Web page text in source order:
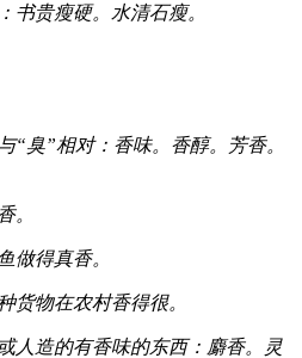
书贵瘦硬。水清石瘦。
“臭”相对：香味。香醇。芳香。
。
做得真香。
货物在农村香得很。
人造的有香味的东西：麝香。灵